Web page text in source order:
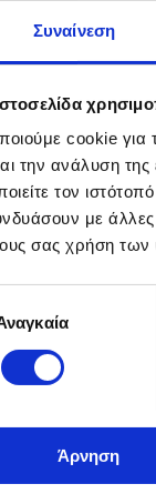
Συναίνεση
cookie για
την ανάλυση
τον
με
σας χρήση των
Άρνηση
public holiday...
Forecast for